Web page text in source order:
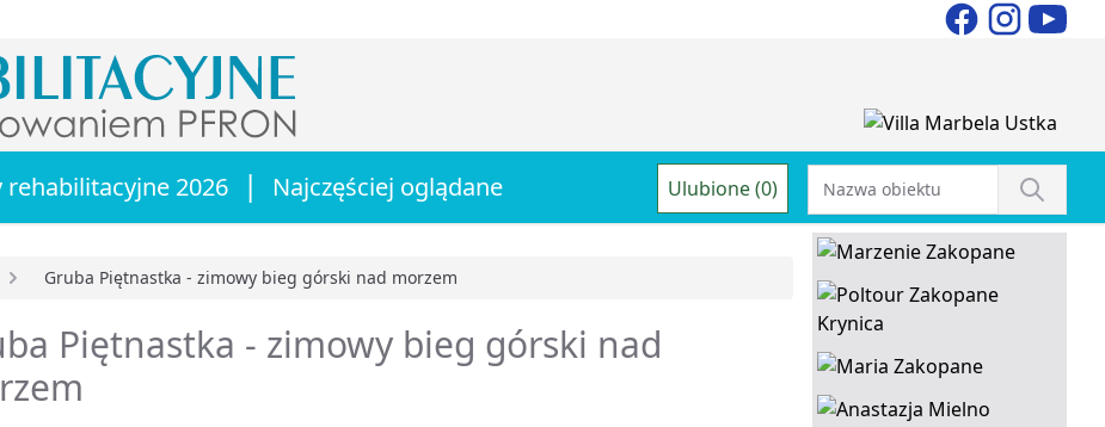
rehabilitacyjne 2026 | Najczęściej oglądane Ulubione (0)
Gruba Piętnastka - zimowy bieg górski nad morzem
Piętnastka - zimowy bieg górski nad